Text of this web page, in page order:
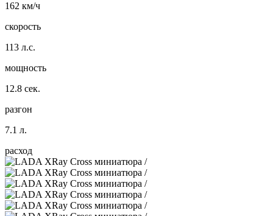
162 км/ч
скорость
113 л.с.
мощность
12.8 сек.
разгон
7.1 л.
расход